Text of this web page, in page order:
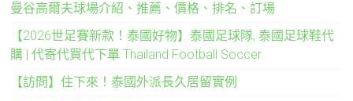
曼谷高爾夫球場介紹、推薦、價格、排名、訂場
【2026世足賽新款！泰國好物】泰國足球隊, 泰國足球鞋代
購 | 代寄代買代下單 Thailand Football Soccer
【訪問】住下來！泰國外派長久居留實例